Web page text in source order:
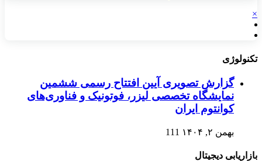
×
تکنولوژی
گزارش تصویری آیین افتتاح رسمی ششمین
نمایشگاه تخصصی لیزر، فوتونیک و فناوری‌های
کوانتوم ایران
بهمن ۲, ۱۴۰۴ 111
بازاریابی دیجیتال